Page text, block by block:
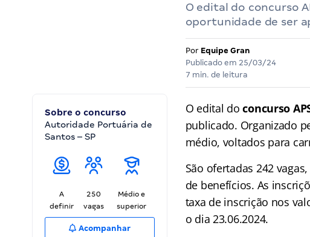
O edital do concurso
oportunidade de ser
Por Equipe Gran
Publicado em 25/03/24
7 min. de leitura
Sobre o concurso
Autoridade Portuária de
Santos – SP
A
definir
250
vagas
Médio e
superior
Acompanhar
O edital doconcurso
publicado. Organizado
médio, voltados para
São ofertadas 242
de benefícios. As
taxa de inscrição nos
o dia 23.06.2024.